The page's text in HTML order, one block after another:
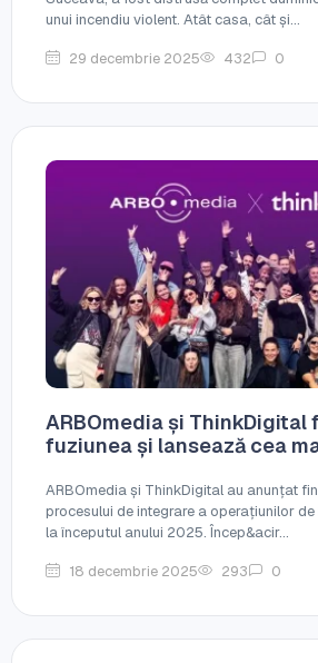
unui incendiu violent. Atât casa, cât și...
29 decembrie 2025 432 0
ARBOmedia și ThinkDigital
fuziunea și lansează cea
ARBOmedia și ThinkDigital au anunțat
procesului de integrare a operațiunilor
la începutul anului 2025. Încep&acir...
18 decembrie 2025 293 0